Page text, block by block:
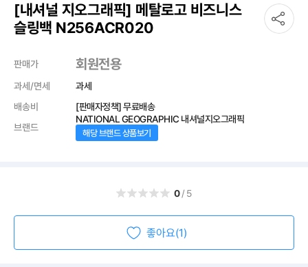
[내셔널 지오그래픽] 메탈로고 비즈니스
슬링백 N256ACR020
판매가 회원전용
과세/면세
과세
배송비
[판매자정책] 무료배송
브랜드
NATIONAL GEOGRAPHIC 내셔널지오그래픽
해당 브랜드 상품보기
0/5
좋아요(1)